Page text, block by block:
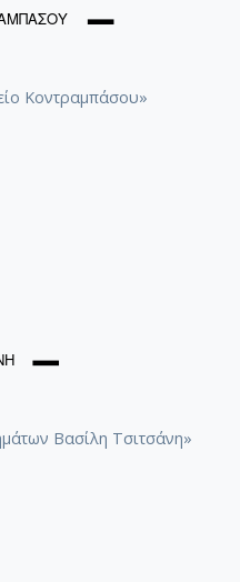
Κοντραμπάσου»
Βασίλη Τσιτσάνη»